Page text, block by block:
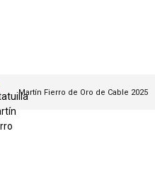
Martín Fierro de Oro de Cable 2025